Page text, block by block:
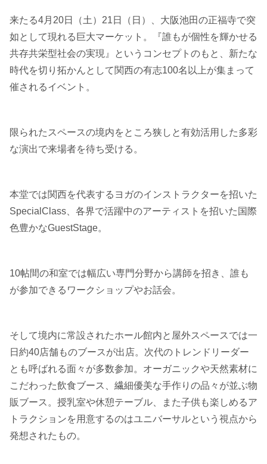
来たる4月20日（土）21日（日）、大阪池田の正福寺で突
如として現れる巨大マーケット。『誰もが個性を輝かせる
共存共栄型社会の実現』というコンセプトのもと、新たな
時代を切り拓かんとして関西の有志100名以上が集まって
催されるイベント。
限られたスペースの境内をところ狭しと有効活用した多彩
な演出で来場者を待ち受ける。
本堂では関西を代表するヨガのインストラクターを招いた
SpecialClass、各界で活躍中のアーティストを招いた国際
色豊かなGuestStage。
10帖間の和室では幅広い専門分野から講師を招き、誰も
が参加できるワークショップやお話会。
そして境内に常設されたホール館内と屋外スペースでは一
日約40店舗ものブースが出店。次代のトレンドリーダー
とも呼ばれる面々が多数参加。オーガニックや天然素材に
こだわった飲食ブース、繊細優美な手作りの品々が並ぶ物
販ブース。授乳室や休憩テーブル、また子供も楽しめるア
トラクションを用意するのはユニバーサルという視点から
発想されたもの。